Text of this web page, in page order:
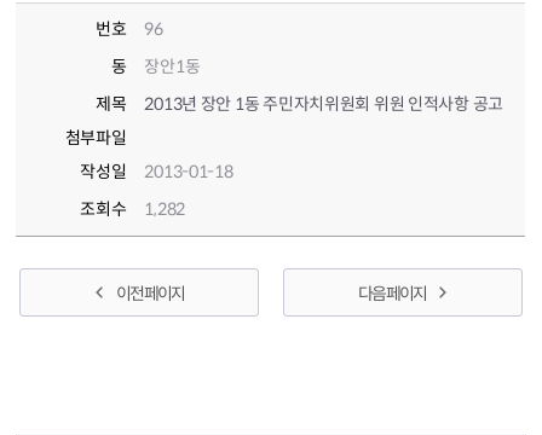
번호
96
동
장안1동
제목
2013년 장안 1동 주민자치위원회 위원 인적사항 공고
첨부파일
작성일
2013-01-18
조회수
1,282
이전 페이지 다음 페이지